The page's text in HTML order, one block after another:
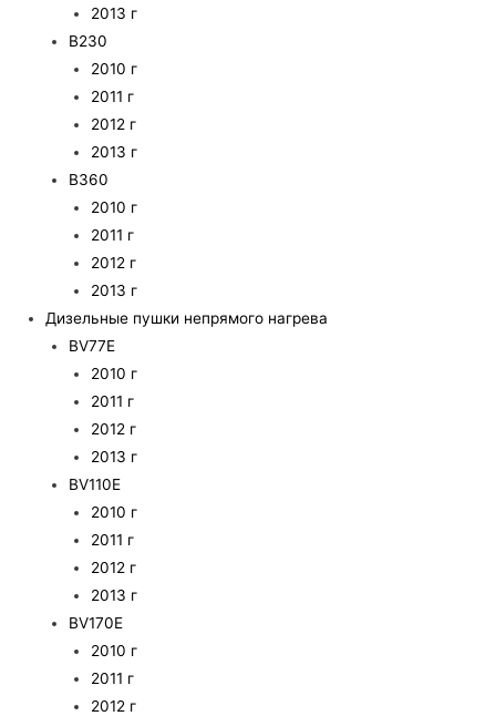
2013 г
B230
2010 г
2011 г
2012 г
2013 г
B360
2010 г
2011 г
2012 г
2013 г
Дизельные пушки непрямого нагрева
BV77E
2010 г
2011 г
2012 г
2013 г
BV110E
2010 г
2011 г
2012 г
2013 г
BV170E
2010 г
2011 г
2012 г